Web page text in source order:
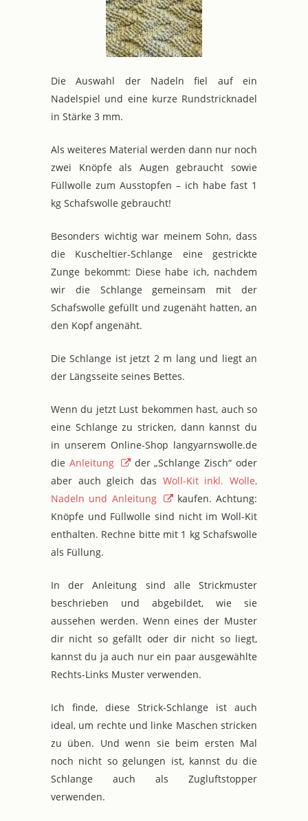
Die Auswahl der Nadeln fiel auf ein
Nadelspiel und eine kurze Rundstricknadel
in Stärke 3 mm.
Als weiteres Material werden dann nur noch
zwei Knöpfe als Augen gebraucht sowie
Füllwolle zum Ausstopfen – ich habe fast 1
kg Schafswolle gebraucht!
Besonders wichtig war meinem Sohn, dass
die Kuscheltier-Schlange eine gestrickte
Zunge bekommt: Diese habe ich, nachdem
wir die Schlange gemeinsam mit der
Schafswolle gefüllt und zugenäht hatten, an
den Kopf angenäht.
Die Schlange ist jetzt 2 m lang und liegt an
der Längsseite seines Bettes.
Wenn du jetzt Lust bekommen hast, auch so
eine Schlange zu stricken, dann kannst du
in unserem Online-Shop langyarnswolle.de
die Anleitung
der „Schlange Zisch“ oder
aber auch gleich das Woll-Kit inkl. Wolle,
Nadeln und Anleitung
kaufen. Achtung:
Knöpfe und Füllwolle sind nicht im Woll-Kit
enthalten. Rechne bitte mit 1 kg Schafswolle
als Füllung.
In der Anleitung sind alle Strickmuster
beschrieben und abgebildet, wie sie
aussehen werden. Wenn eines der Muster
dir nicht so gefällt oder dir nicht so liegt,
kannst du ja auch nur ein paar ausgewählte
Rechts-Links Muster verwenden.
Ich finde, diese Strick-Schlange ist auch
ideal, um rechte und linke Maschen stricken
zu üben. Und wenn sie beim ersten Mal
noch nicht so gelungen ist, kannst du die
Schlange auch als Zugluftstopper
verwenden.